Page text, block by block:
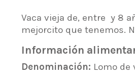
Vaca vieja de, entre y 8
mejorcito que tenemos.
Información
Denominación: Lomo de